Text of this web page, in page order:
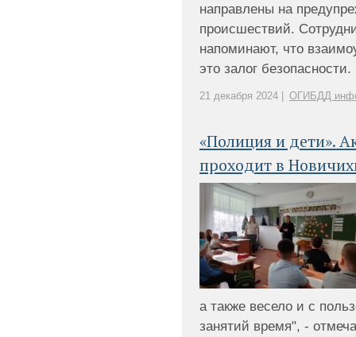
направлены на
происшествий.
напоминают, что
это залог
21 декабря 2024 | ОГИБДД
«Полиция и дети».
проходит в
а также весело и с
занятий время", -